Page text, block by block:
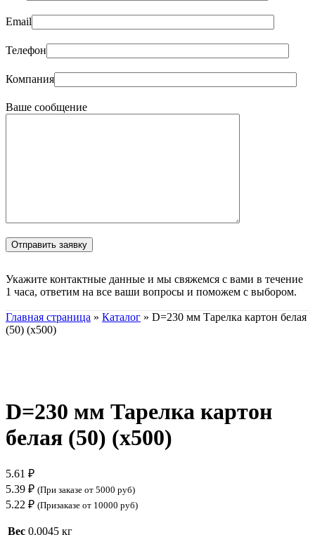
Email
Телефон
Компания
Ваше сообщение
Укажите контактные данные и мы свяжемся с вами в течение
1 часа, ответим на все ваши вопросы и поможем с выбором.
Главная страница » Каталог » D=230 мм Тарелка картон белая
(50) (х500)
D=230 мм Тарелка картон
белая (50) (х500)
5.61 ₽
5.39 ₽ (При заказе от 5000 руб)
5.22 ₽ (Призаказе от 10000 руб)
Вес 0.0045 кг